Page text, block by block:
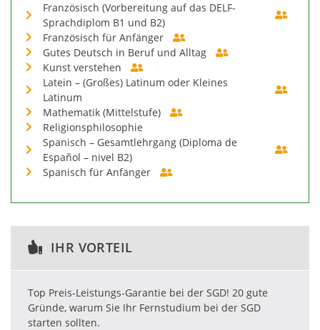
Französisch (Vorbereitung auf das DELF-
Sprachdiplom B1 und B2)
Französisch für Anfänger
Gutes Deutsch in Beruf und Alltag
Kunst verstehen
Latein – (Großes) Latinum oder Kleines
Latinum
Mathematik (Mittelstufe)
Religionsphilosophie
Spanisch – Gesamtlehrgang (Diploma de
Español – nivel B2)
Spanisch für Anfänger
IHR VORTEIL
Top Preis-Leistungs-Garantie bei der SGD! 20 gute
Gründe, warum Sie Ihr Fernstudium bei der SGD
starten sollten.